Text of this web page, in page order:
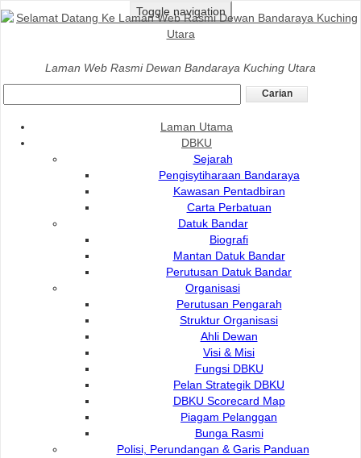
Toggle navigation
Laman Web Rasmi Dewan Bandaraya Kuching Utara
Laman Utama
DBKU
Sejarah
Pengisytiharaan Bandaraya
Kawasan Pentadbiran
Carta Perbatuan
Datuk Bandar
Biografi
Mantan Datuk Bandar
Perutusan Datuk Bandar
Organisasi
Perutusan Pengarah
Struktur Organisasi
Ahli Dewan
Visi & Misi
Fungsi DBKU
Pelan Strategik DBKU
DBKU Scorecard Map
Piagam Pelanggan
Bunga Rasmi
Polisi, Perundangan & Garis Panduan
Laman Utama>Perkhidmatan >Landskap>Perkhidmatan
Penyelenggaraan Pokok
Perkhidmatan Penyelenggaraan Pokok
Perkhidmatan penyelenggaraan pokok melibatkan
pemotongan dan pemangkasan pokok.
Tujuan Pemangkasan Pokok:-
Membuang dahan mati dan berpenyakit.
Membuang salah satu pucuk atau dahan utama
bagi memastikan hanya satu sahaja yang
tinggal.
Membuang dahan yang tumbuh ke arah silara
dan dahan yang bergesel antara satu sama lain.
Memilih dan menetapkan dahan utama.
Membuang dahan-dahan berisiko bagi
mengurangi bahaya akibat kegagalan dahan dan
menghadkan pergerakan agen pereputan.
Membuang dahan-dahan yang mengganggu
bangunan, pejalan kaki, kenderaan atau
menghalang pandangan.
Pembuangan dahan di bahagian bawah pokok